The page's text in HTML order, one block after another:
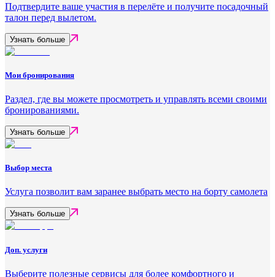
Подтвердите ваше участия в перелёте и получите посадочный
талон перед вылетом.
Узнать больше
Мои бронирования
Раздел, где вы можете просмотреть и управлять всеми своими
бронированиями.
Узнать больше
Выбор места
Услуга позволит вам заранее выбрать место на борту самолета
Узнать больше
Доп. услуги
Выберите полезные сервисы для более комфортного и